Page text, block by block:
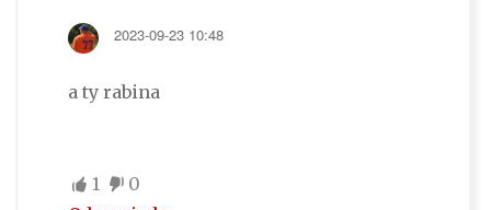
2023-09-23 10:48
a ty rabina
1
0